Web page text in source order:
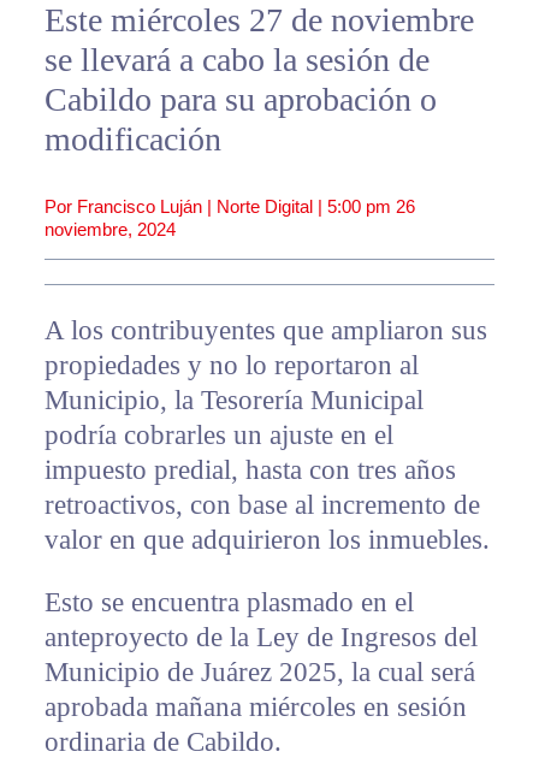
Este miércoles 27 de noviembre
se llevará a cabo la sesión de
Cabildo para su aprobación o
modificación
Por Francisco Luján | Norte Digital | 5:00 pm 26
noviembre, 2024
A los contribuyentes que ampliaron sus
propiedades y no lo reportaron al
Municipio, la Tesorería Municipal
podría cobrarles un ajuste en el
impuesto predial, hasta con tres años
retroactivos, con base al incremento de
valor en que adquirieron los inmuebles.
Esto se encuentra plasmado en el
anteproyecto de la Ley de Ingresos del
Municipio de Juárez 2025, la cual será
aprobada mañana miércoles en sesión
ordinaria de Cabildo.